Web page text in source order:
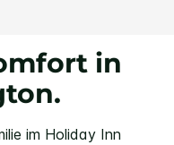
in
im Holiday Inn